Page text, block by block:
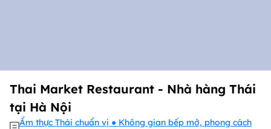
Thai Market Restaurant - Nhà hàng Thái
tại Hà Nội
Ẩm thực Thái chuẩn vị ● Không gian bếp mở, phong cách